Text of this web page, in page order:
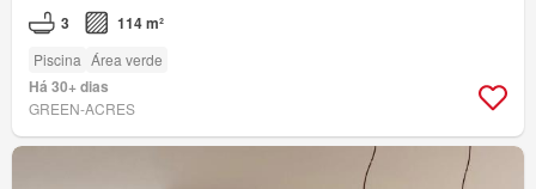
3 114 m²
Piscina Área verde
Há 30+ dias
GREEN-ACRES